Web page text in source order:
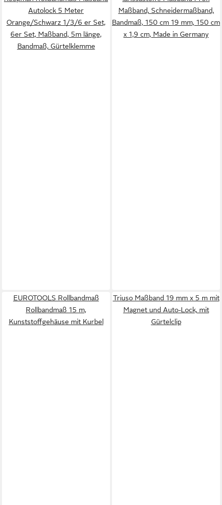
Autolock 5 Meter
Orange/Schwarz 1/3/6 er Set,
6er Set, Maßband, 5m länge,
Bandmaß, Gürtelklemme
Maßband, Schneidermaßband,
Bandmaß, 150 cm 19 mm, 150 cm
x 1,9 cm, Made in Germany
EUROTOOLS Rollbandmaß
Rollbandmaß 15 m,
Kunststoffgehäuse mit Kurbel
Triuso Maßband 19 mm x 5 m mit
Magnet und Auto-Lock, mit
Gürtelclip